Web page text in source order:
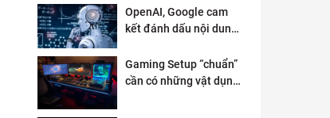
OpenAI, Google cam
kết đánh dấu nội dung
Gaming Setup “chuẩn”
cần có những vật dụng